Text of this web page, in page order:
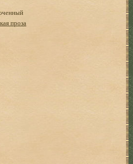
проза